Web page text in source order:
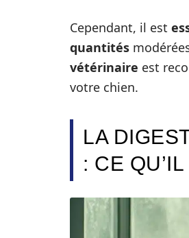
Cependant, il est
quantités
vétérinaire est
votre chien.
LA
: CE